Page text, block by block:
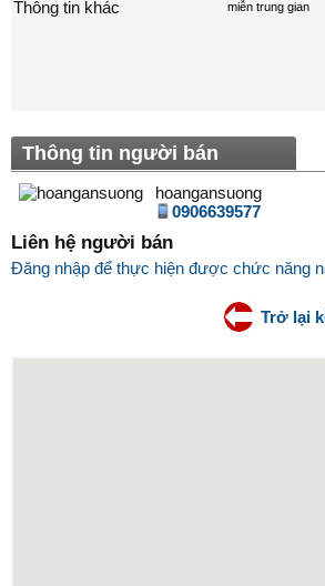
Thông tin khác
Thông tin người bán
hoangansuong
0906639577
Liên hệ người bán
Đăng nhập để thực hiện được chức năng
Trở lại